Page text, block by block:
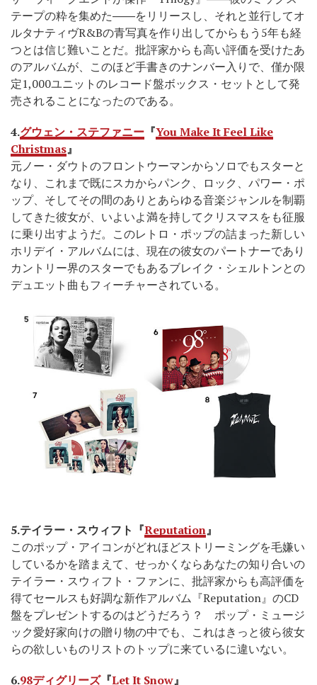
テープの粋を集めた――をリリースし、それと並行してオ
ルタナティヴR&Bの青写真を作り出してからもう5年も経
つとは信じ難いことだ。批評家からも高い評価を受けたあ
のアルバムが、このほど手書きのナンバー入りで、僅か限
定1,000ユニットのレコード盤ボックス・セットとして発
売されることになったのである。
4.グウェン・ステファニー 『You Make It Feel Like
Christmas』
元ノー・ダウトのフロントウーマンからソロでもスターと
なり、これまで既にスカからパンク、ロック、パワー・ポ
ップ、そしてその間のありとあらゆる音楽ジャンルを制覇
してきた彼女が、いよいよ満を持してクリスマスをも征服
に乗り出すようだ。このレトロ・ポップの詰まった新しい
ホリデイ・アルバムには、現在の彼女のパートナーであり
カントリー界のスターでもあるブレイク・シェルトンとの
デュエット曲もフィーチャーされている。
5.テイラー・スウィフト『Reputation』
このポップ・アイコンがどれほどストリーミングを毛嫌い
しているかを踏まえて、せっかくならあなたの知り合いの
テイラー・スウィフト・ファンに、批評家からも高評価を
得てセールスも好調な新作アルバム『Reputation』のCD
盤をプレゼントするのはどうだろう？ ポップ・ミュージ
ック愛好家向けの贈り物の中でも、これはきっと彼ら彼女
らの欲しいものリストのトップに来ているに違いない。
6.98ディグリーズ『Let It Snow』